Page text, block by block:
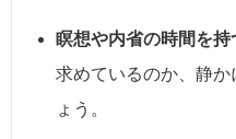
瞑想や内省の時間を持
求めているのか、静
ょう。